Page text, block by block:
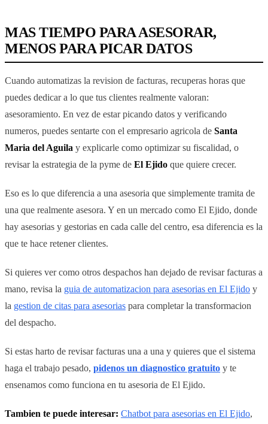
MAS TIEMPO PARA ASESORAR,
MENOS PARA PICAR DATOS
Cuando automatizas la revision de facturas, recuperas horas que
puedes dedicar a lo que tus clientes realmente valoran:
asesoramiento. En vez de estar picando datos y verificando
numeros, puedes sentarte con el empresario agricola de Santa
Maria del Aguila y explicarle como optimizar su fiscalidad, o
revisar la estrategia de la pyme de El Ejido que quiere crecer.
Eso es lo que diferencia a una asesoria que simplemente tramita de
una que realmente asesora. Y en un mercado como El Ejido, donde
hay asesorias y gestorias en cada calle del centro, esa diferencia es la
que te hace retener clientes.
Si quieres ver como otros despachos han dejado de revisar facturas a
mano, revisa la guia de automatizacion para asesorias en El Ejido y
la gestion de citas para asesorias para completar la transformacion
del despacho.
Si estas harto de revisar facturas una a una y quieres que el sistema
haga el trabajo pesado, pidenos un diagnostico gratuito y te
ensenamos como funciona en tu asesoria de El Ejido.
Tambien te puede interesar: Chatbot para asesorias en El Ejido,